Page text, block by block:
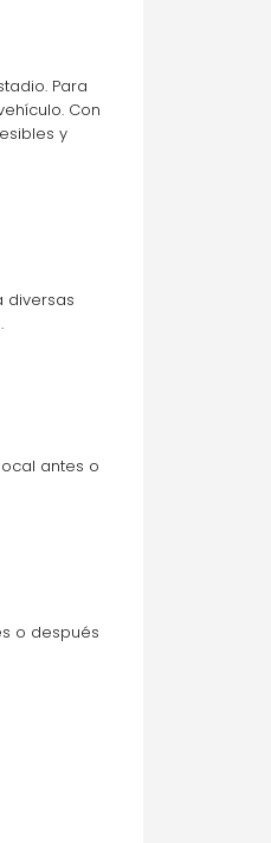
Para
Con
y
diversas
antes o
o después